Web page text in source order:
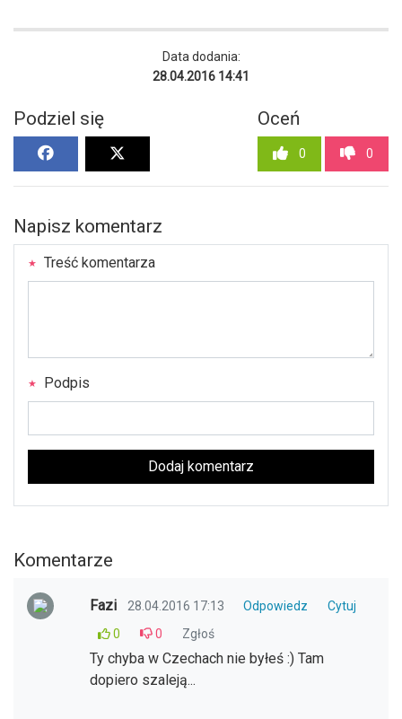
Data dodania:
28.04.2016 14:41
Podziel się Oceń
0 0
Napisz komentarz
Treść komentarza
Podpis
Dodaj komentarz
Komentarze
Fazi 28.04.2016 17:13 Odpowiedz
Cytuj
0
0 Zgłoś
Ty chyba w Czechach nie byłeś :) Tam
dopiero szaleją...